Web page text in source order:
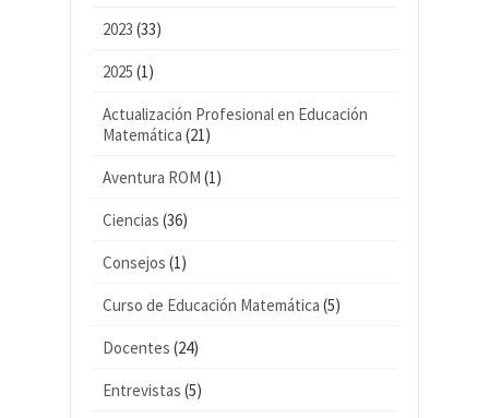
2023 (33)
2025 (1)
Actualización Profesional en Educación
Matemática (21)
Aventura ROM (1)
Ciencias (36)
Consejos (1)
Curso de Educación Matemática (5)
Docentes (24)
Entrevistas (5)